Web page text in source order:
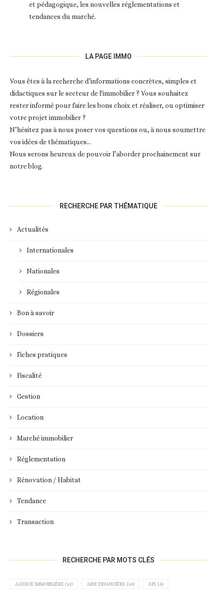
et pédagogique, les nouvelles réglementations et
tendances du marché.
LA PAGE IMMO
Vous êtes à la recherche d’informations concrètes, simples et
didactiques sur le secteur de l'immobilier ? Vous souhaitez
rester informé pour faire les bons choix et réaliser, ou optimiser
votre projet immobilier ?
N’hésitez pas à nous poser vos questions ou, à nous soumettre
vos idées de thématiques…
Nous serons heureux de pouvoir l’aborder prochainement sur
notre blog.
RECHERCHE PAR THÉMATIQUE
Actualités
Internationales
Nationales
Régionales
Bon à savoir
Dossiers
Fiches pratiques
Fiscalité
Gestion
Location
Marché immobilier
Réglementation
Rénovation / Habitat
Tendance
Transaction
RECHERCHE PAR MOTS CLÉS
AGENCE IMMOBILIÈRE (14) AIDE FINANCIÈRE (14) APL (4)